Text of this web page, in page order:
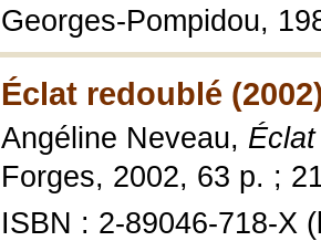
Georges-Pompidou,
Éclat redoublé
Angéline Neveau,
Forges, 2002, 63 p. ;
ISBN : 2-89046-718-X